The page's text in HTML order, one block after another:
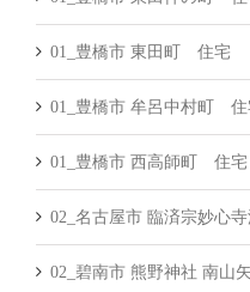
01_豊橋市 東田町 住宅
01_豊橋市 牟呂中村町 住
01_豊橋市 西高師町 住宅
02_名古屋市 臨済宗妙心
02_碧南市 熊野神社 南山